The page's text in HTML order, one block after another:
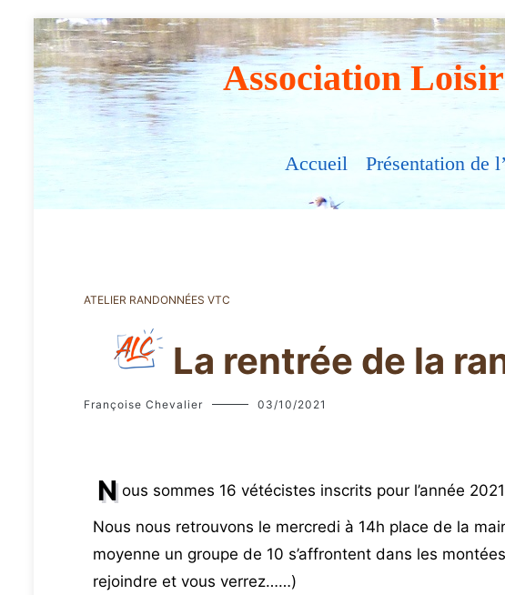
Association
Accueil Présentation de
ATELIER RANDONNÉES VTC
La rentrée de la
Françoise Chevalier 03/10/2021
N ous sommes 16 vétécistes inscrits pour l’année
Nous nous retrouvons le mercredi à 14h place de la
moyenne un groupe de 10 s’affrontent dans les
rejoindre et vous verrez……)